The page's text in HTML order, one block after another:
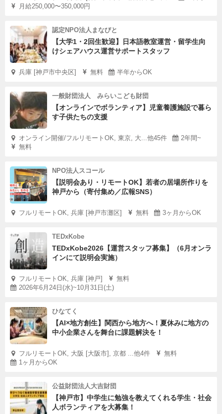
月給250,000〜350,000円
認定NPO法人まなびと
【大学1・2回生歓迎】日本語教室運営・留学生向
けシェアハウス運営サポートスタッフ
兵庫 [神戸市中央区] 無料 半年からOK
一般財団法人 みらいこども財団
【オンラインでボランティア】児童養護施設で暮ら
す子供たちの支援
オンライン開催/フルリモートOK, 東京, 大...他45件
2年間~
無料
NPO法人スコール
【説明会あり・リモートOK】若者の居場所作りを
神戸から（寄付集め／広報SNS）
フルリモートOK, 兵庫 [神戸市灘区] 無料 3ヶ月からOK
TEDxKobe
TEDxKobe2026【運営スタッフ募集】（6月オンラ
インにて説明会実施）
フルリモートOK, 兵庫 [神戸]
無料
2026年6月24日(水)~10月31日(土)
ひなてく
【AI×地方創生】関西から地方へ！夏休みに地方の
中小企業さんを舞台に課題解決を！
フルリモートOK, 大阪 [大阪市], 京都 ...他4件
無料
1ヶ月からOK
公益財団法人大吉財団
【神戸市】中学生に勉強を教えてくれる学生・社会
人ボランティアを大募集！